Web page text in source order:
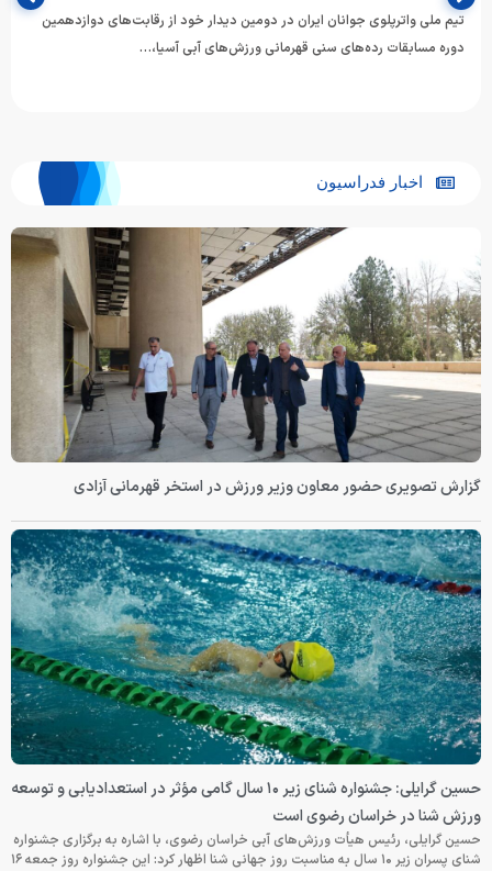
تیم ملی واترپلوی جوانان ایران در نخستین دیدار خود از دوازدهمین دوره
مسابقات ورزش‌های آبی رده‌های سنی آسیا، برابر ژاپن…
اخبار فدراسیون
گزارش تصویری حضور معاون وزیر ورزش در استخر قهرمانی آزادی
حسین گرایلی: جشنواره شنای زیر ۱۰ سال گامی مؤثر در استعدادیابی و توسعه
ورزش شنا در خراسان رضوی است
حسین گرایلی، رئیس هیأت ورزش‌های آبی خراسان رضوی، با اشاره به برگزاری جشنواره
شنای پسران زیر ۱۰ سال به مناسبت روز جهانی شنا اظهار کرد: این جشنواره روز جمعه‌ ۱۶